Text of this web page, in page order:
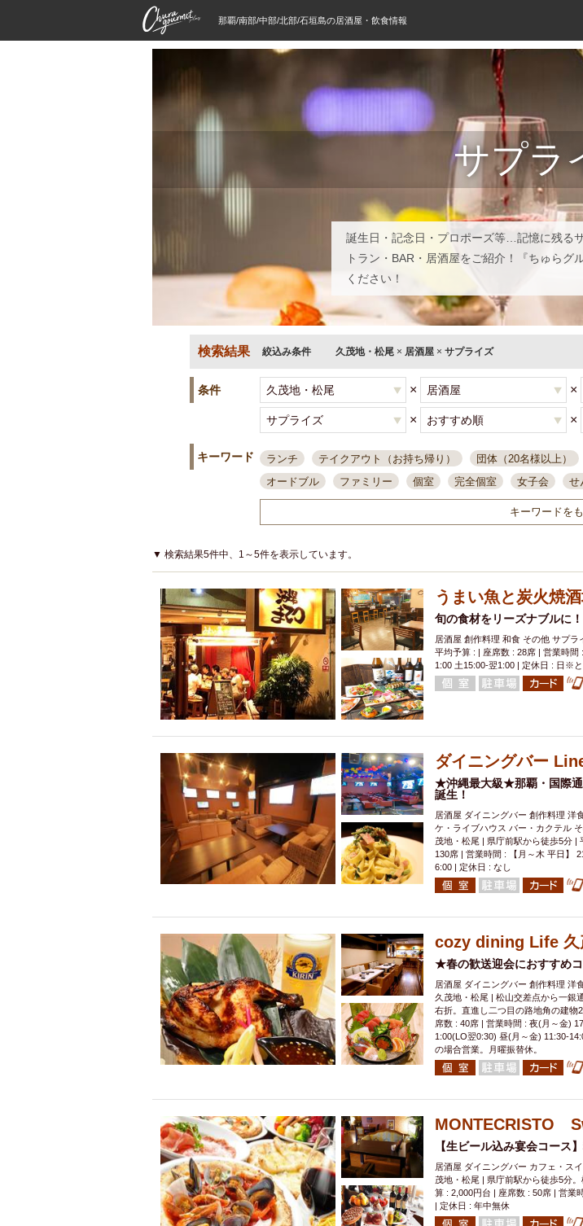
那覇/南部/中部/北部/石垣島の居酒屋・飲食情報
サプラ
誕生日・記念日・プロポーズ等…記憶に残る
トラン・BAR・居酒屋をご紹介！『ちゅらグ
ください！
検索結果 絞込み条件 久茂地・松尾 × 居酒屋 × サプライズ
条件 × ×
× ×
キーワード ランチ テイクアウト（お持ち帰り） 団体（20名様以上）
オードブル
ファミリー 個室 完全個室 女子会 せ
一人飲み 誕生
接待・会食
ちょい飲み コスパ最高 肉料理 模合
結婚式二次会
夜10時以降入店可
県産魚 焼鳥 忘年会コース レモ
貸切可
大部屋20名 落ち着いた空間 4000円台コース
カード可
厳選日本酒 鮮魚 大衆酒場 ノンアルコール
3000円台コース
ピザ 焼酎 カラオケ デリバリー
アサヒスーパードライ
県庁前駅周辺 大部屋40名 旭橋
大部屋50名以上～
オリオン 海ぶどう パスタ 民謡
ハッピーアワー
アグー豚
キリン一番搾り
エビ カレー チャージ無し 牡蠣
アレルギー対応可能
牧志駅周辺 ペット同伴 ビアガー
ダイエット中におススメ
沖縄そば
ソファー
激辛料理 石垣牛 アヒージョ アサヒ
ファーストフード
スペシャルディナー ホルモン(もつ)
スクリーン
スペインバル・イタリアンバール
安里駅周辺 アジア・エスニック
餃子
キリン 分煙 少人数貸切(15名以下から) 島野菜
ホッピー
焼肉 電気ブラン エビスビール ウェディン
マイク
サッポロ 昼宴会 イベリコ豚 山盛、メガ盛り
市立病院前駅周辺
中華 お好み焼き・もんじゃ オーガ
綺麗orお洒落なトイレ
ランチバイキング フルーツハイボー
クラフトビール
鉄板焼き 幹事様特典 おばんざい チ
壺川駅周辺
秋限定メニュー 春限定メニュー フレンチ
シードル 那覇空港駅周辺
キーワードを
▼ 検索結果5件中、1～5件を表示しています。
うまい魚と炭火焼
旬の食材をリーズナブルに
居酒屋 創作料理 和食 その他 サプ
平均予算 : | 座席数 : 28席 | 営業時間
1:00 土15:00-翌1:00 | 定休日 : 日※
ダイニングバー
★沖縄最大級★那覇・国際通
誕生！
居酒屋 ダイニングバー 創作料理 洋
ケ・ライブハウス バー・カクテル
茂地・松尾 | 県庁前駅から徒歩5分 |
130席 | 営業時間 : 【月～木 平日】
6:00 | 定休日 : なし
cozy dining Life 久
★春の歓送迎会におすすめ
居酒屋 ダイニングバー 創作料理 洋
久茂地・松尾 | 松山交差点から一銀
右折。直進し二つ目の路地角の建物
席数 : 40席 | 営業時間 : 夜(月～金)
1:00(LO翌0:30) 昼(月～金) 11:30-
の場合営業。月曜振替休。
MONTECRISTO
【生ビール込み宴会コース
居酒屋 ダイニングバー カフェ・ス
茂地・松尾 | 県庁前駅から徒歩5分
算 : 2,000円台 | 座席数 : 50席 | 営業
| 定休日 : 年中無休